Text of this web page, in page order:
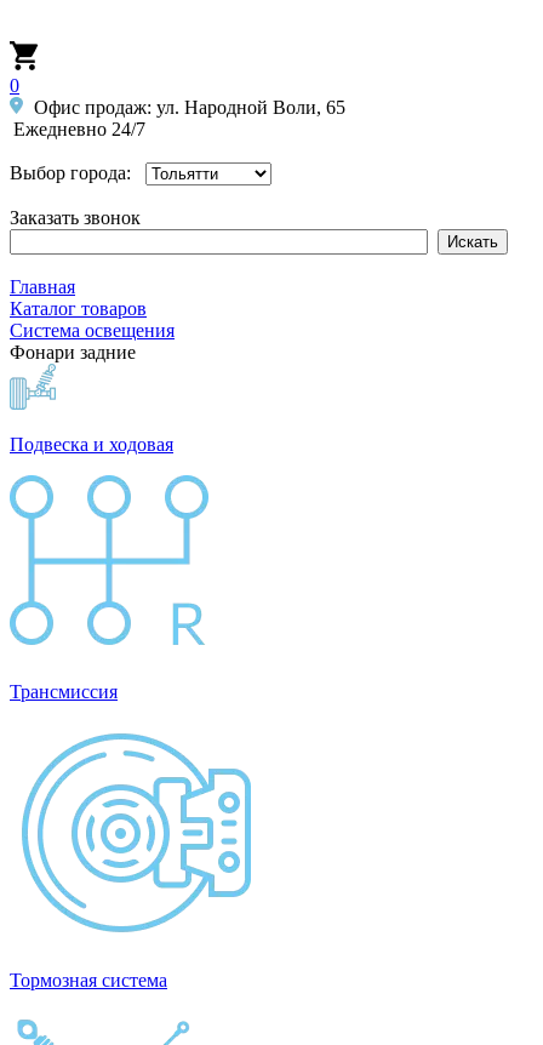
0
Офис продаж: ул. Народной Воли, 65
Ежедневно 24/7
Выбор города:
Заказать звонок
Главная
Каталог товаров
Система освещения
Фонари задние
Подвеска и ходовая
Трансмиссия
Тормозная система